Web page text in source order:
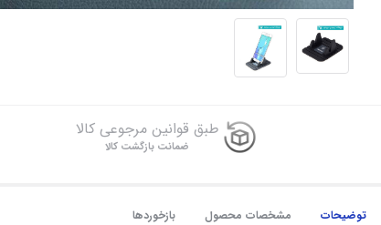
طبق قوانین مرجوعی کالا
ضمانت بازگشت کالا
توضیحات مشخصات محصول بازخوردها